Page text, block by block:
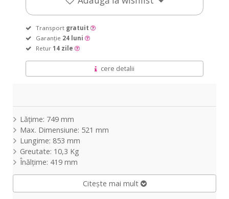
Transport gratuit
Garanție 24 luni
Retur 14 zile
cere detalii
Lățime: 749 mm
Max. Dimensiune: 521 mm
Lungime: 853 mm
Greutate: 10,3 Kg
Înălțime: 419 mm
Citește mai mult